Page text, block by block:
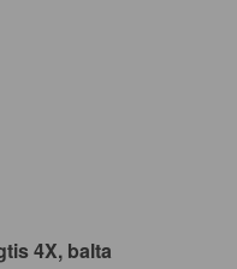
4X, balta